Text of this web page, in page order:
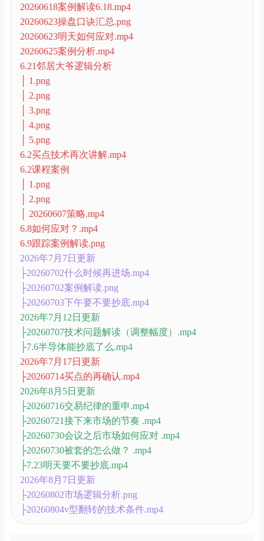
20260618案例解读6.18.mp4
20260623操盘口诀汇总.png
20260623明天如何应对.mp4
20260625案例分析.mp4
6.21邻居大爷逻辑分析
│ 1.png
│ 2.png
│ 3.png
│ 4.png
│ 5.png
6.2买点技术再次讲解.mp4
6.2课程案例
│ 1.png
│ 2.png
│ 20260607策略.mp4
6.8如何应对？.mp4
6.9跟踪案例解读.png
2026年7月7日更新
├20260702什么时候再进场.mp4
├20260702案例解读.png
├20260703下午要不要抄底.mp4
2026年7月12日更新
├20260707技术问题解读（调整幅度）.mp4
├7.6半导体能抄底了么.mp4
2026年7月17日更新
├20260714买点的再确认.mp4
2026年8月5日更新
├20260716交易纪律的重申.mp4
├20260721接下来市场的节奏 .mp4
├20260730会议之后市场如何应对 .mp4
├20260730被套的怎么做？ .mp4
├7.23明天要不要抄底.mp4
2026年8月7日更新
├20260802市场逻辑分析.png
├20260804v型翻转的技术条件.mp4